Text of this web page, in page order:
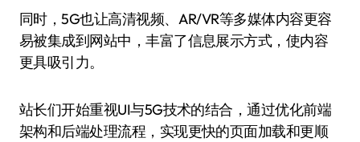
同时，5G也让高清视频、AR/VR等多媒体内容更容
易被集成到网站中，丰富了信息展示方式，使内容
更具吸引力。
站长们开始重视UI与5G技术的结合，通过优化前端
架构和后端处理流程，实现更快的页面加载和更顺